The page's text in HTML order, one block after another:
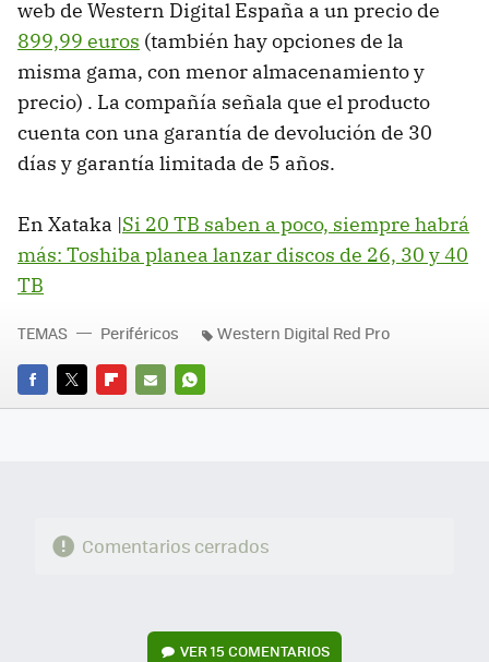
web de Western Digital España a un precio de
899,99 euros (también hay opciones de la
misma gama, con menor almacenamiento y
precio) . La compañía señala que el producto
cuenta con una garantía de devolución de 30
días y garantía limitada de 5 años.
En Xataka |Si 20 TB saben a poco, siempre habrá
más: Toshiba planea lanzar discos de 26, 30 y 40
TB
FACEBOOK
TWITTERFLIPBOARD
E-
WHATSAPP
TEMAS Periféricos Western Digital Red Pro
Comentarios cerrados
VER15 COMENTARIOS